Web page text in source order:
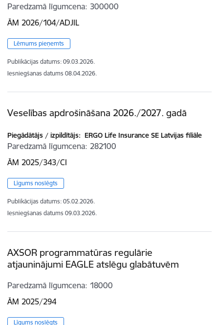
Paredzamā līgumcena 300000
ĀM 2026/104/ADJIL
Lēmums pieņemts
Publikācijas datums: 09.03.2026.
Iesniegšanas datums 08.04.2026.
Veselības apdrošināšana 2026./2027. gadā
Piegādātājs / izpildītājs: ERGO Life Insurance SE Latvijas filiāle
Paredzamā līgumcena 282100
ĀM 2025/343/CI
Līgums noslēgts
Publikācijas datums: 05.02.2026.
Iesniegšanas datums 09.03.2026.
AXSOR programmatūras regulārie
atjauninājumi EAGLE atslēgu glabātuvēm
Paredzamā līgumcena 18000
ĀM 2025/294
Līgums noslēgts